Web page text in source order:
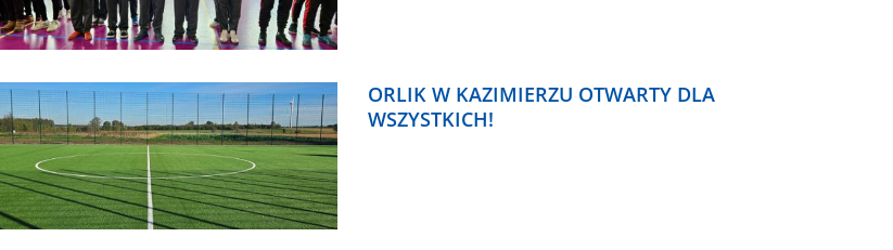
ORLIK W KAZIMIERZU OTWARTY DLA
WSZYSTKICH!